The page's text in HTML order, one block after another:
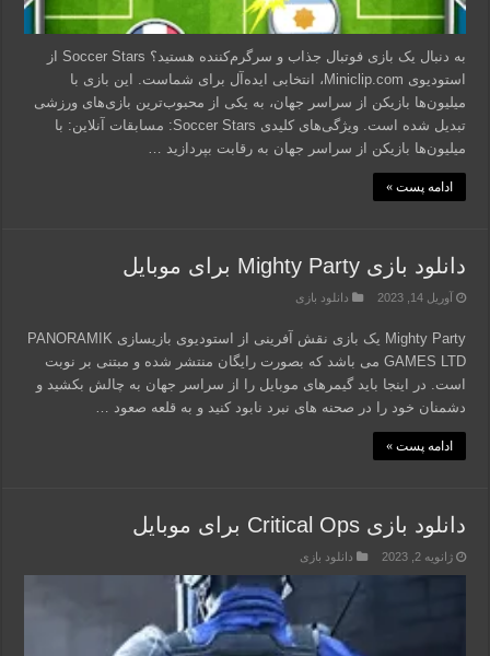
به دنبال یک بازی فوتبال جذاب و سرگرم‌کننده هستید؟ Soccer Stars از
استودیوی Miniclip.com، انتخابی ایده‌آل برای شماست. این بازی با
میلیون‌ها بازیکن از سراسر جهان، به یکی از محبوب‌ترین بازی‌های ورزشی
تبدیل شده است. ویژگی‌های کلیدی Soccer Stars: مسابقات آنلاین: با
میلیون‌ها بازیکن از سراسر جهان به رقابت بپردازید …
ادامه پست »
دانلود بازی Mighty Party برای موبایل
آوریل 14, 2023 دانلود بازی
Mighty Party یک بازی نقش آفرینی از استودیوی بازیسازی PANORAMIK
GAMES LTD می باشد که بصورت رایگان منتشر شده و مبتنی بر نوبت
است. در اینجا باید گیمرهای موبایل را از سراسر جهان به چالش بکشید و
دشمنان خود را در صحنه های نبرد نابود کنید و به قلعه صعود …
ادامه پست »
دانلود بازی Critical Ops برای موبایل
ژانویه 2, 2023 دانلود بازی